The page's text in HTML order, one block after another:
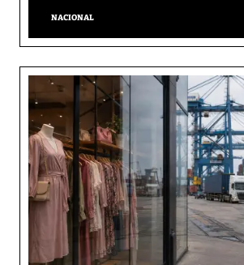
NACIONAL